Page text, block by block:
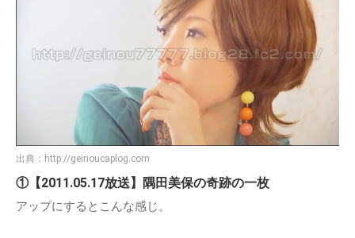
出典： http://geinoucaplog.com
①【2011.05.17放送】隅田美保の奇跡の一枚
アップにするとこんな感じ。